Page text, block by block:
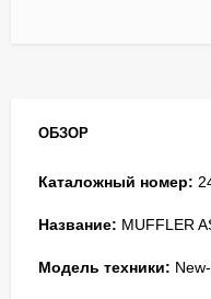
ОБЗОР
Каталожный номер:
Название: MUFFLER
Модель техники: